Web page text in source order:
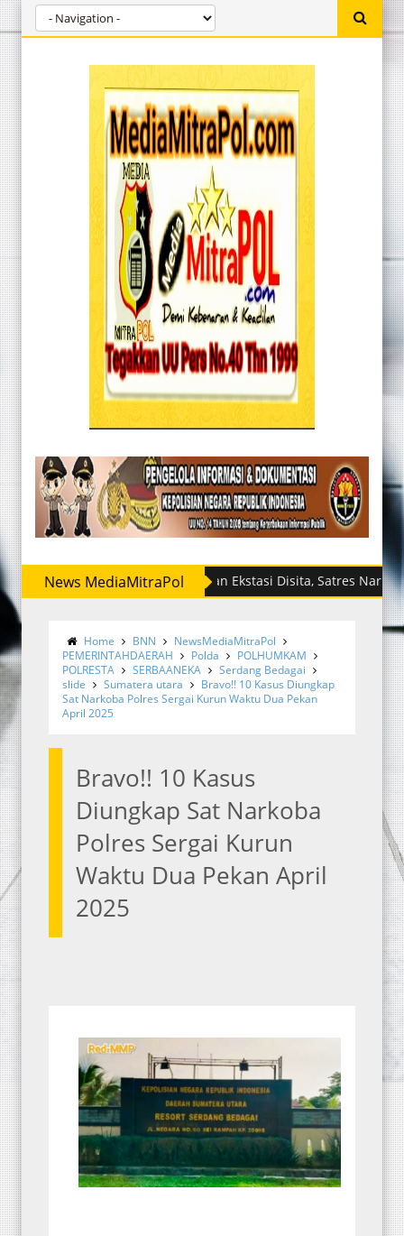
News MediaMitraPolSabu dan Ekstasi Disita, Satres Narkoba
Home BNN
NewsMediaMitraPol
PEMERINTAHDAERAH
Polda
POLHUMKAM
POLRESTA
SERBAANEKA
Serdang Bedagai
slide
Sumatera utara
Bravo!! 10 Kasus Diungkap
Sat Narkoba Polres Sergai Kurun Waktu Dua Pekan
April 2025
Bravo!! 10 Kasus
Diungkap Sat Narkoba
Polres Sergai Kurun
Waktu Dua Pekan April
2025